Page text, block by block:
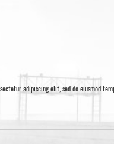
adipiscing elit, sed do eiusmod